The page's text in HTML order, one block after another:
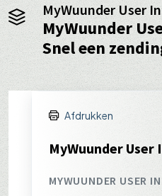
MyWuunder User
MyWuunder
Snel een
Afdrukken
MyWuunder
MYWUUNDER USER